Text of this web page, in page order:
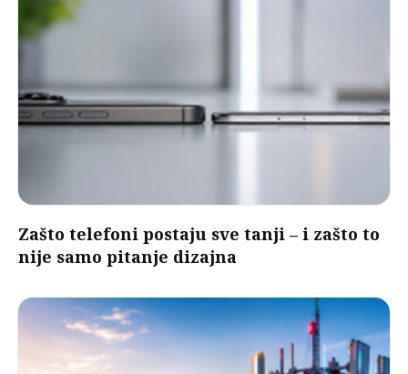
Zašto telefoni postaju sve tanji – i zašto to
nije samo pitanje dizajna